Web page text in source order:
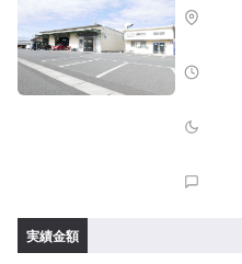
実績金額